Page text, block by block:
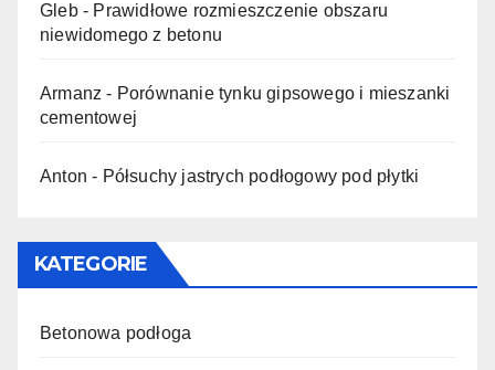
Gleb- Prawidłowe rozmieszczenie obszaru
niewidomego z betonu
Armanz - Porównanie tynku gipsowego i mieszanki
cementowej
Anton - Półsuchy jastrych podłogowy pod płytki
KATEGORIE
Betonowa podłoga